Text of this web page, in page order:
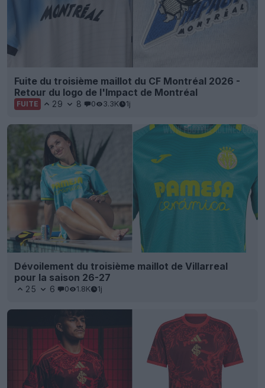
Fuite du troisième maillot du CF Montréal 2026 -
Retour du logo de l'Impact de Montréal
FUITE 29 8 0 3.3K 1j
Dévoilement du troisième maillot de Villarreal
pour la saison 26-27
25 6 0 1.8K 1j